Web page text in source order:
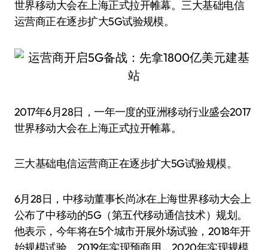
世界移动大会在上海正式拉开帷幕。三大基础电信
运营商正在逐步扩大5G试验规模。
2017年6月28日，一年一度的亚洲移动行业盛会2017
世界移动大会在上海正式拉开帷幕。
三大基础电信运营商正在逐步扩大5G试验规模。
6月28日，中移动董事长尚冰在上海世界移动大会上
公布了中移动的5G（第五代移动通信技术）规划。
他表示，今年将在5个城市开展外场试验，2018年开